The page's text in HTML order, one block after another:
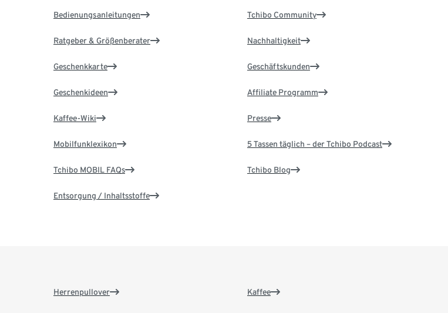
Bedienungsanleitungen
Ratgeber & Größenberater
Geschenkkarte
Geschenkideen
Kaffee-Wiki
Mobilfunklexikon
Tchibo MOBIL FAQs
Entsorgung / Inhaltsstoffe
Tchibo Community
Nachhaltigkeit
Geschäftskunden
Affiliate Programm
Presse
5 Tassen täglich – der Tchibo Podcast
Tchibo Blog
Herrenpullover Kaffee